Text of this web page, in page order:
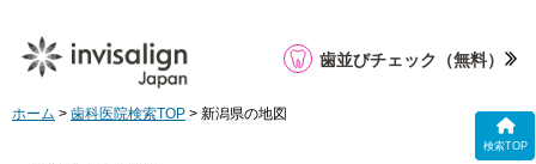
検索TOP
歯並びチェック （無料）
ホーム > 歯科医院検索TOP > 新潟県の地図